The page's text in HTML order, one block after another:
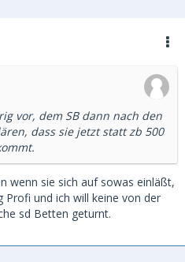
vor, dem SB dann nach den
dass sie jetzt statt zb 500
wenn sie sich auf sowas einläßt,
Profi und ich will keine von der
sd Betten geturnt.